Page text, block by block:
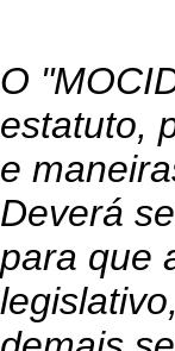
O
estatuto,
e
Deverá
para que